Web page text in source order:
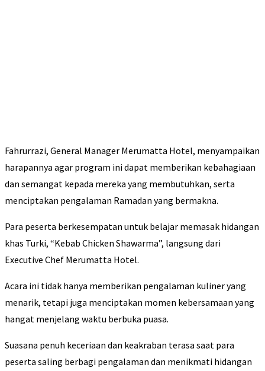
Fahrurrazi, General Manager Merumatta Hotel, menyampaikan
harapannya agar program ini dapat memberikan kebahagiaan
dan semangat kepada mereka yang membutuhkan, serta
menciptakan pengalaman Ramadan yang bermakna.
Para peserta berkesempatan untuk belajar memasak hidangan
khas Turki, “Kebab Chicken Shawarma”, langsung dari
Executive Chef Merumatta Hotel.
Acara ini tidak hanya memberikan pengalaman kuliner yang
menarik, tetapi juga menciptakan momen kebersamaan yang
hangat menjelang waktu berbuka puasa.
Suasana penuh keceriaan dan keakraban terasa saat para
peserta saling berbagi pengalaman dan menikmati hidangan